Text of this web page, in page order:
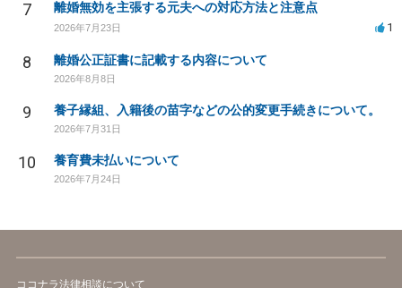
7 離婚無効を主張する元夫への対応方法と注意点
2026年7月23日 1
8 離婚公正証書に記載する内容について
2026年8月8日
9 養子縁組、入籍後の苗字などの公的変更手続きについて。
2026年7月31日
10 養育費未払いについて
2026年7月24日
ココナラ法律相談について